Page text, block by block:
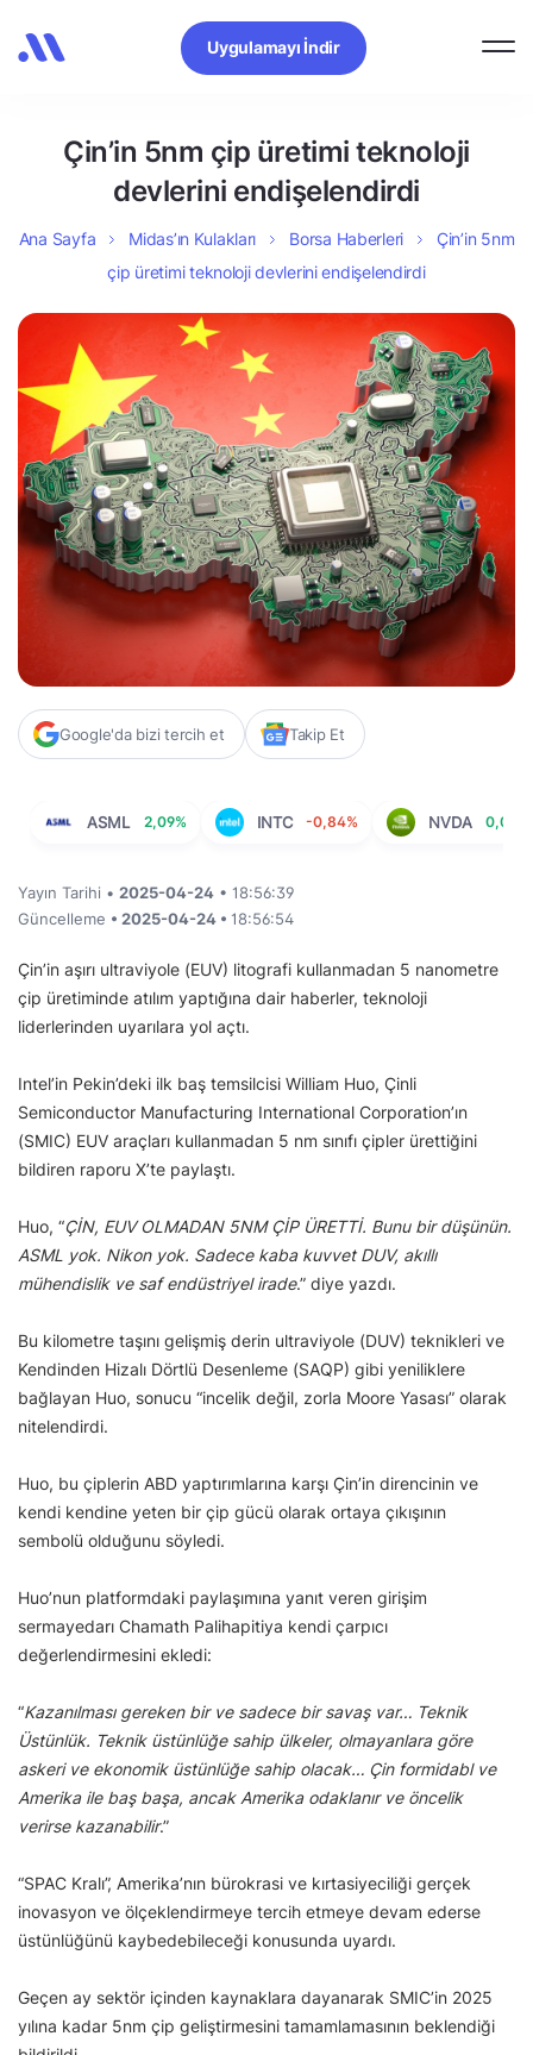
Uygulamayı İndir
Çin’in 5nm çip üretimi teknoloji
devlerini endişelendirdi
Ana Sayfa Midas’ın Kulakları Borsa Haberleri
Çin’in 5nm
çip üretimi teknoloji devlerini endişelendirdi
Google'da bizi tercih et Takip Et
ASML 2,09% INTC -0,84% NVDA 0,09%
Yayın Tarihi • 2025-04-24 • 18:56:39
Güncelleme • 2025-04-24 • 18:56:54
Çin’in aşırı ultraviyole (EUV) litografi kullanmadan 5 nanometre
çip üretiminde atılım yaptığına dair haberler, teknoloji
liderlerinden uyarılara yol açtı.
Intel’in Pekin’deki ilk baş temsilcisi William Huo, Çinli
Semiconductor Manufacturing International Corporation’ın
(SMIC) EUV araçları kullanmadan 5 nm sınıfı çipler ürettiğini
bildiren raporu X’te paylaştı.
Huo, “ÇİN, EUV OLMADAN 5NM ÇİP ÜRETTİ. Bunu bir düşünün.
ASML yok. Nikon yok. Sadece kaba kuvvet DUV, akıllı
mühendislik ve saf endüstriyel irade.” diye yazdı.
Bu kilometre taşını gelişmiş derin ultraviyole (DUV) teknikleri ve
Kendinden Hizalı Dörtlü Desenleme (SAQP) gibi yeniliklere
bağlayan Huo, sonucu “incelik değil, zorla Moore Yasası” olarak
nitelendirdi.
Huo, bu çiplerin ABD yaptırımlarına karşı Çin’in direncinin ve
kendi kendine yeten bir çip gücü olarak ortaya çıkışının
sembolü olduğunu söyledi.
Huo’nun platformdaki paylaşımına yanıt veren girişim
sermayedarı Chamath Palihapitiya kendi çarpıcı
değerlendirmesini ekledi:
“Kazanılması gereken bir ve sadece bir savaş var… Teknik
Üstünlük. Teknik üstünlüğe sahip ülkeler, olmayanlara göre
askeri ve ekonomik üstünlüğe sahip olacak… Çin formidabl ve
Amerika ile baş başa, ancak Amerika odaklanır ve öncelik
verirse kazanabilir.”
“SPAC Kralı”, Amerika’nın bürokrasi ve kırtasiyeciliği gerçek
inovasyon ve ölçeklendirmeye tercih etmeye devam ederse
üstünlüğünü kaybedebileceği konusunda uyardı.
Geçen ay sektör içinden kaynaklara dayanarak SMIC’in 2025
yılına kadar 5nm çip geliştirmesini tamamlamasının beklendiği